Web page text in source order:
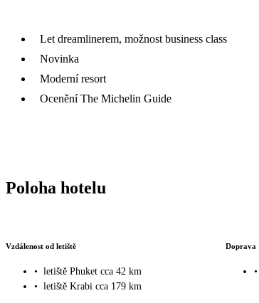
Let dreamlinerem, možnost business class
Novinka
Moderní resort
Ocenění The Michelin Guide
Poloha hotelu
Vzdálenost od letiště
• letiště Phuket cca 42 km
• letiště Krabi cca 179 km
Doprava
•